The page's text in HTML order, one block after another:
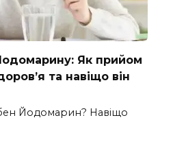
Як прийом
та навіщо він
Йодомарин? Навіщо